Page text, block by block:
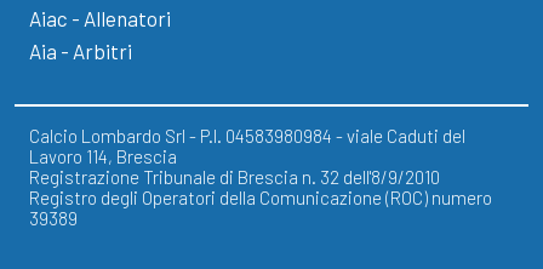
Aiac - Allenatori
Aia - Arbitri
Calcio Lombardo Srl - P.I. 04583980984 - viale Caduti del
Lavoro 114, Brescia
Registrazione Tribunale di Brescia n. 32 dell'8/9/2010
Registro degli Operatori della Comunicazione (ROC) numero
39389